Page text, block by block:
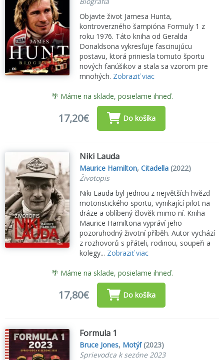
Objavte život Jamesa Hunta,
kontroverzného šampióna Formuly 1 z
roku 1976. Táto kniha od Geralda
Donaldsona vykresľuje fascinujúcu
postavu, ktorá priniesla tomuto športu
nových fanúšikov a stala sa vzorom pre
mnohých. Zobraziť viac
🌴 Máme na sklade, posielame ihneď.
17,20€ Do košíka
Niki Lauda
Maurice Hamilton,Citadella (2022)
Životopis
Niki Lauda byl jednou z největších hvězd
motoristického sportu, vynikající pilot na
dráze a oblíbený člověk mimo ní. Kniha
Maurice Hamiltona vypráví jeho
pozoruhodný životní příběh. Autor vychází
z rozhovorů s přáteli, rodinou, soupeři a
kolegy... Zobraziť viac
🌴 Máme na sklade, posielame ihneď.
17,80€ Do košíka
Formula 1
Bruce Jones, Motýľ(2023)
Sprievodca k sezóne 2023